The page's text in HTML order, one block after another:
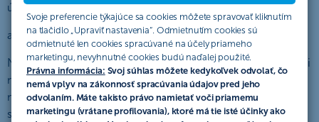
Svoje preferencie týkajúce sa cookies môžete spravovať kliknutím
na tlačidlo „Upraviť nastavenia“. Odmietnutím cookies sú
odmietnuté len cookies spracúvané na účely priameho
marketingu, nevyhnutné cookies budú naďalej použité.
Právna informácia: Svoj súhlas môžete kedykoľvek odvolať, čo
nemá vplyv na zákonnosť spracúvania údajov pred jeho
odvolaním. Máte takisto právo namietať voči priamemu
marketingu (vrátane profilovania), ktoré má tie isté účinky ako
účastníka ako jeho zákonný zástupca.
a nahrádza sanovou časťou, ktorá znie:
Na platnosť všetkých právnych úkonov vyplývajúcich z účasti
na akcii, ak ide o účastníka mladšieho ako 18 rokov, ktorý je
majiteľom účtu vedeným v ČSOB so zákonným zástupcom,
sa vyžaduje účasť alebo konanie jeho zákonného zástupcu,